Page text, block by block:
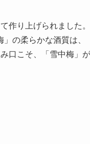
作り上げられました。
の柔らかな酒質は、
口こそ、「雪中梅」が